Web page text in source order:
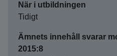
När i utbildningen
Tidigt
Ämnets innehåll svarar
2015:8